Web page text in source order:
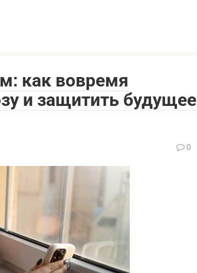
как вовремя
и защитить будущее
0